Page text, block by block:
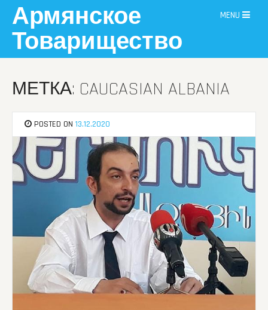
content
Армянское
Товарищество
MENU
МЕТКА: CAUCASIAN ALBANIA
POSTED ON13.12.2020